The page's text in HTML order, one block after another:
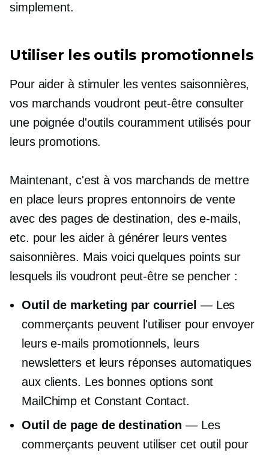
simplement.
Utiliser les outils promotionnels
Pour aider à stimuler les ventes saisonnières,
vos marchands voudront peut-être consulter
une poignée d'outils couramment utilisés pour
leurs promotions.
Maintenant, c'est à vos marchands de mettre
en place leurs propres entonnoirs de vente
avec des pages de destination, des e-mails,
etc. pour les aider à générer leurs ventes
saisonnières. Mais voici quelques points sur
lesquels ils voudront peut-être se pencher :
Outil de marketing par courriel — Les
commerçants peuvent l'utiliser pour envoyer
leurs e-mails promotionnels, leurs
newsletters et leurs réponses automatiques
aux clients. Les bonnes options sont
MailChimp et Constant Contact.
Outil de page de destination — Les
commerçants peuvent utiliser cet outil pour